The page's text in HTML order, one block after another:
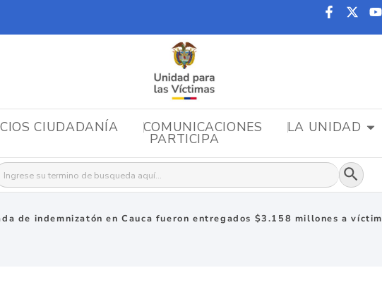
CIUDADANÍA COMUNICACIONES LA UNIDAD
PARTICIPA
Botón
de indemnizatón en Cauca fueron entregados $3.158 millones a